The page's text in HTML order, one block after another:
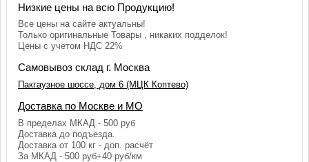
Низкие цены на всю Продукцию!
Все цены на сайте актуальны!
Только оригинальные Товары , никаких подделок!
Цены с учетом НДС 22%
Самовывоз склад г. Москва
Пакгаузное шоссе, дом 6 (МЦК Коптево)
Доставка по Москве и МО
В пределах МКАД - 500 руб
Доставка до подъезда.
Доставка от 100 кг - доп. расчёт
За МКАД - 500 руб+40 руб/км